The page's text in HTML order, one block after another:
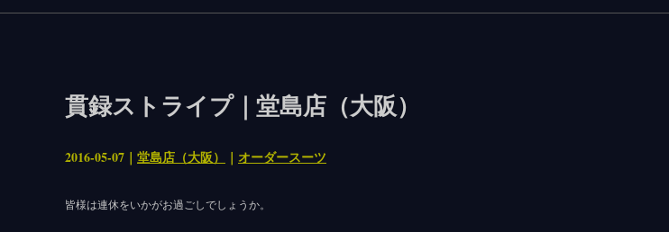
貫録ストライプ｜堂島店（大阪）
2016-05-07｜ 堂島店（大阪） ｜ オーダースーツ
皆様は連休をいかがお過ごしでしょうか。